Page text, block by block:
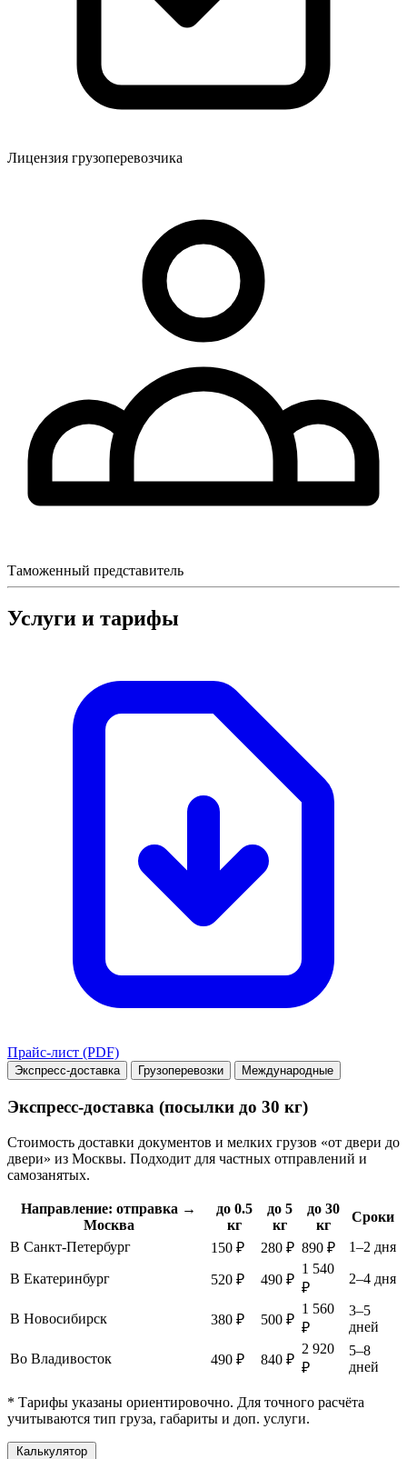
Лицензия грузоперевозчика
Таможенный представитель
Услуги и тарифы
Прайс-лист (PDF)
Экспресс-доставка Грузоперевозки Международные
Экспресс-доставка (посылки до 30 кг)
Стоимость доставки документов и мелких грузов «от двери до
двери» из Москвы. Подходит для частных отправлений и
самозанятых.
Направление: отправка →
Москва
до 0.5
кг
до 5
кг
до 30
кг
Сроки
В Санкт-Петербург
150 ₽ 280 ₽ 890 ₽ 1–2 дня
В Екатеринбург 520 ₽ 490 ₽
1 540
₽
2–4 дня
В Новосибирск 380 ₽ 500 ₽
1 560
₽
3–5
дней
Во Владивосток 490 ₽ 840 ₽
2 920
₽
5–8
дней
* Тарифы указаны ориентировочно. Для точного расчёта
учитываются тип груза, габариты и доп. услуги.
Калькулятор